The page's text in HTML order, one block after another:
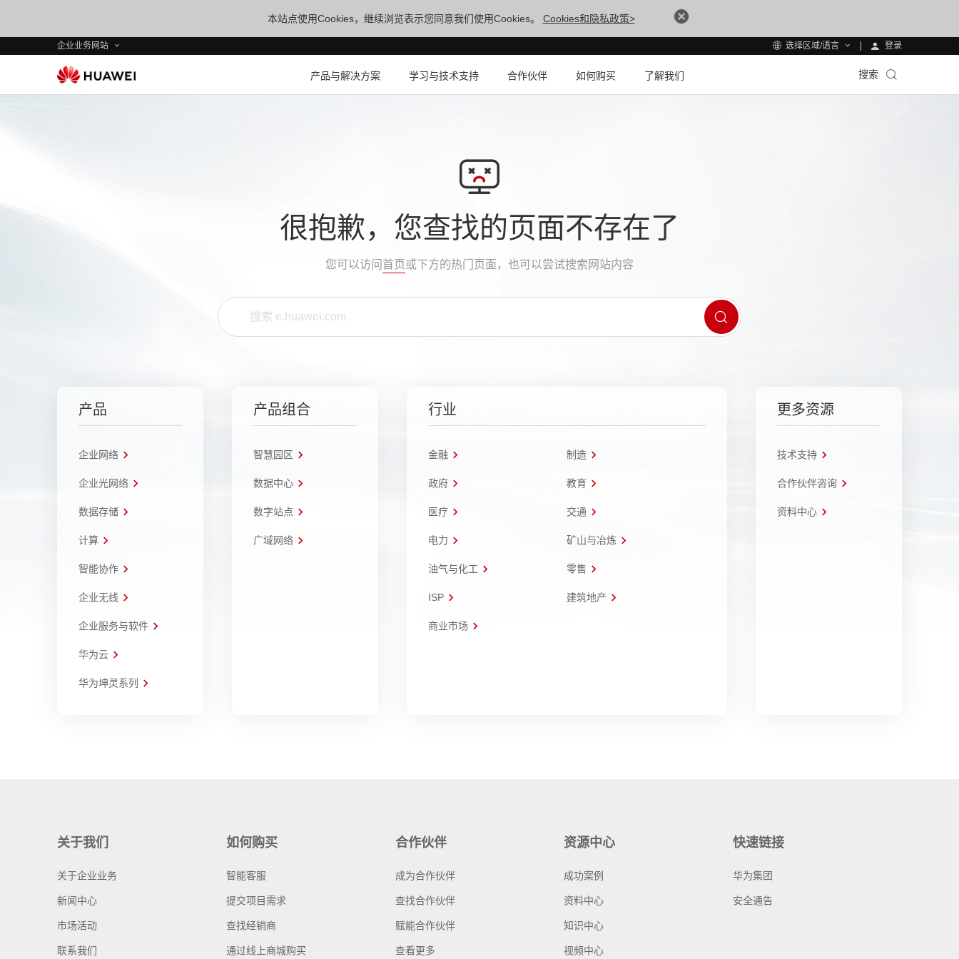
本站点使用Cookies，继续浏览表示您同意我们使用Cookies。 Cookies和隐私政策>
企业业务网站 选择区域/语言 登录
产品与解决方案 学习与技术支持 合作伙伴 如何购买 了解我们 搜索
很抱歉，您查找的页面不存在了
您可以访问 首页或下方的热门页面，也可以尝试搜索网站内容
产品
企业网络
企业光网络
数据存储
计算
智能协作
企业无线
企业服务与软件
华为云
华为坤灵系列
产品组合
智慧园区
数据中心
数字站点
广域网络
行业
金融 制造
政府 教育
医疗 交通
电力 矿山与冶炼
油气与化工 零售
ISP 建筑地产
商业市场
更多资源
技术支持
合作伙伴咨询
资料中心
关于我们
关于企业业务
新闻中心
市场活动
联系我们
如何购买
智能客服
提交项目需求
查找经销商
通过线上商城购买
合作伙伴
成为合作伙伴
查找合作伙伴
赋能合作伙伴
查看更多
资源中心
成功案例
资料中心
知识中心
视频中心
快速链接
华为集团
安全通告